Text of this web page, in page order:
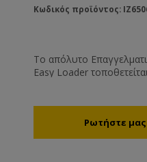
Κωδικός προϊόντος:
Το απόλυτο
Easy Loader
1,45 μ. και το βάρος του
στο πρωτοποριακό